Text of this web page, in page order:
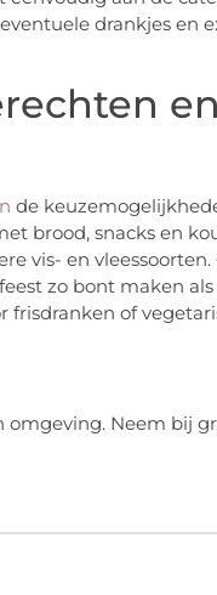
drankjes en
en
de
brood, snacks en
vis- en vleessoorten.
zo bont maken
frisdranken of
omgeving. Neem bij